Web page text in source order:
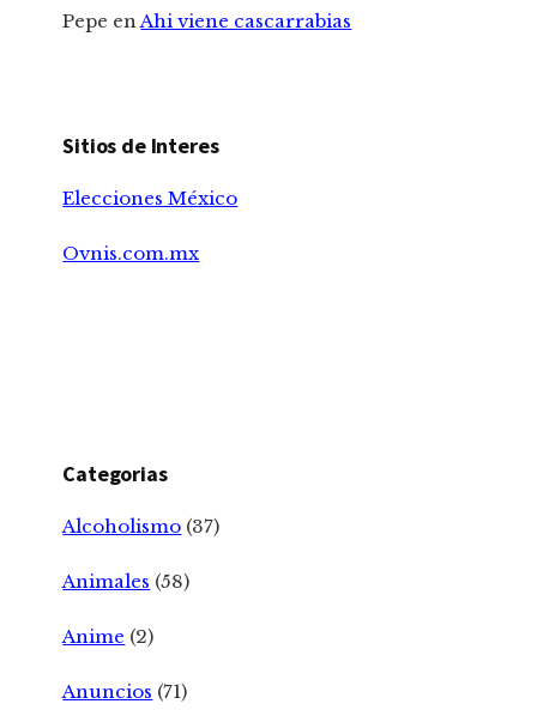
Pepe enAhi viene cascarrabias
Sitios de Interes
Elecciones México
Ovnis.com.mx
Categorias
Alcoholismo (37)
Animales (58)
Anime (2)
Anuncios (71)